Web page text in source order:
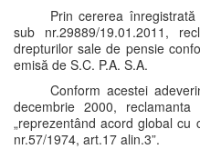
Prin cererea
sub nr.29889/19.01.2011,
drepturilor sale de pensie
emisă de S.C. P.A. S.A.
Conform acestei
decembrie 2000,
„reprezentând acord global
nr.57/1974, art.17 alin.3”.